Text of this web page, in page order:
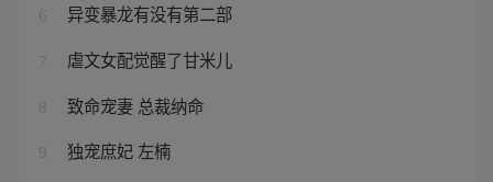
6 异变暴龙有没有第二部
7 虐文女配觉醒了甘米儿
8 致命宠妻 总裁纳命
9 独宠庶妃 左楠